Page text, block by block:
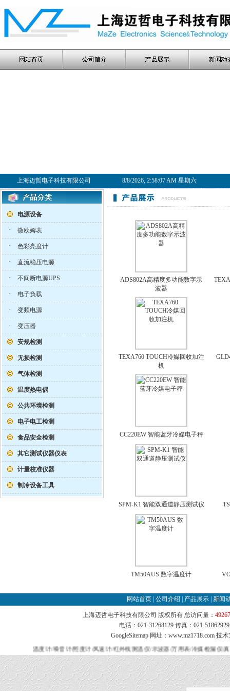
上海迈哲电子科技有限公司 8/8/2026, 2:58:07 AM 星期六
电源设备
· 微欧姆表
· 色彩亮度计
· 直流稳压电源
· 不间断电源UPS
· 电子负载
· 变频电源
· 变压器
安规检测
无损检测
气体检测
温度热电偶
公共环境检测
电子电工检测
食品安全检测
其它测试仪器仪表
计量校准仪器
制冷设备工具
ADS802A高精度多功能数字示
波器
TEXA760 TOUCH冷媒回收加注
机
CC220EW 智能蓝牙冷媒电子秤
SPM-K1 智能双通道静压测试仪
TM50AUS 数字温度计
网站首页 公司介绍 产品展示 新闻
上海迈哲电子科技有限公司 版权所有 总访问量：
电话：021-31268129 传真：021-
GoogleSitemap网址：www.mz1718.com 技
温度计/噪音计/照度计/风速计/红外线测温仪/示波器/万用表/冷媒检漏仪